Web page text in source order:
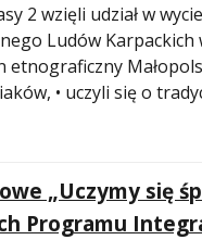
2 wzięli udział w
Ludów Karpackich
etnograficzny
• uczyli się o
„Uczymy się
Programu